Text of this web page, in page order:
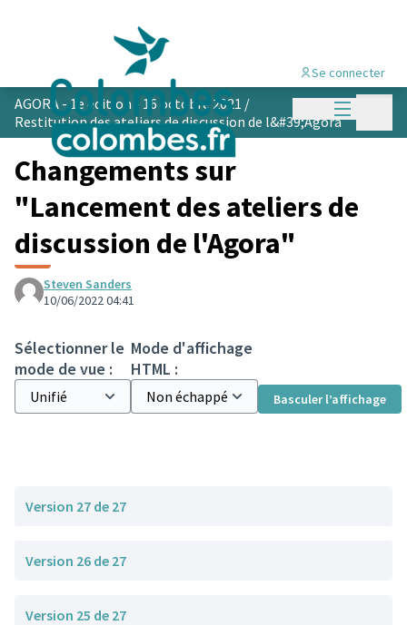
Menu
Se connecter
AGORA - 1e édition - 16 octobre 2021 /
Restitution des ateliers de discussion de l&#39;Agora
Changements sur
"Lancement des ateliers de
discussion de l'Agora"
Steven Sanders
10/06/2022 04:41
Sélectionner le
mode de vue :
Mode d'affichage
HTML :
Basculer l’affichage
Version 27 de 27
Version 26 de 27
Version 25 de 27